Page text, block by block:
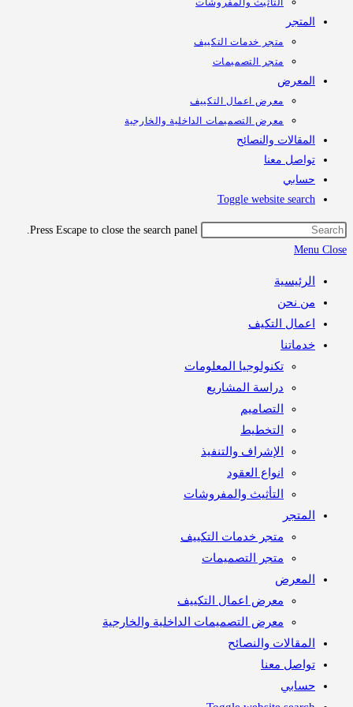
التأثيث والمفروشات
متجر خدمات التكييف
متجر التصميمات
معرض اعمال التكييف
معرض التصميمات الداخلية والخارجية
والنصائح
معنا
Toggle website
Press Escape to close the search panel.
نحن
التكيف
تكنولوجيا المعلومات
دراسة المشاريع
التصاميم
التخطيط
الإشراف والتنفيذ
انواع العقود
التأثيث والمفروشات
متجر خدمات التكييف
متجر التصميمات
معرض اعمال التكييف
معرض التصميمات الداخلية والخارجية
والنصائح
معنا